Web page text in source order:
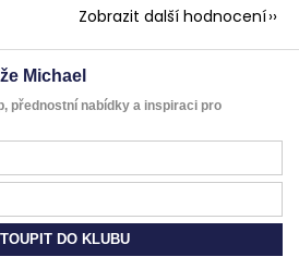
Zobrazit další hodnocení
Michael
přednostní nabídky a inspiraci pro
DO KLUBU